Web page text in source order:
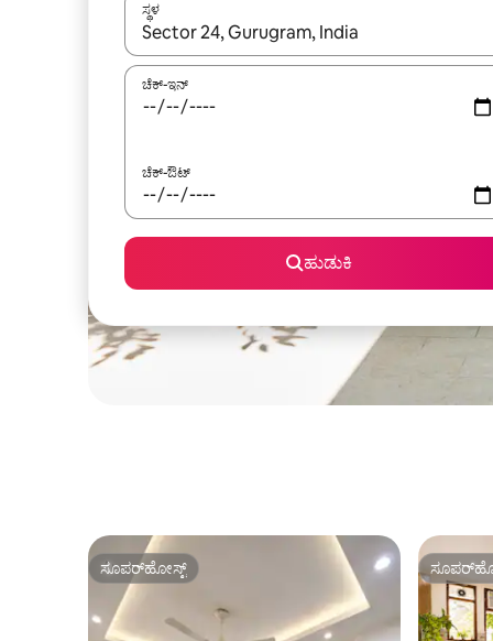
ಸ್ಥಳ
ಫಲಿತಾಂಶಗಳು ಲಭ್ಯವಿರುವಾಗ, ಅಪ್ ಮತ್ತು ಡೌನ್ ಬಾಣದ
ಚೆಕ್-ಇನ್
ಚೆಕ್-ಔಟ್
ಹುಡುಕಿ
ಸೂಪರ್‌ಹೋಸ್ಟ್
ಸೂಪರ್‌ಹೋಸ್ಟ್